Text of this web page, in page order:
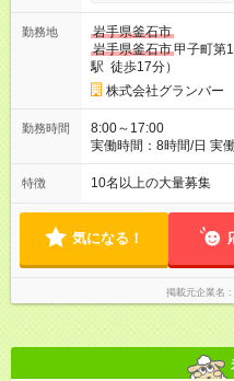
勤務地
岩手県釜石市
岩手県釜石市甲子町第
駅 徒歩17分）
株式会社グランバー
勤務時間
8:00～17:00
実働時間：8時間/日 実
署によってまた時期（
もございます。
特徴 10名以上の大量募集
気になる！
掲載元企業名